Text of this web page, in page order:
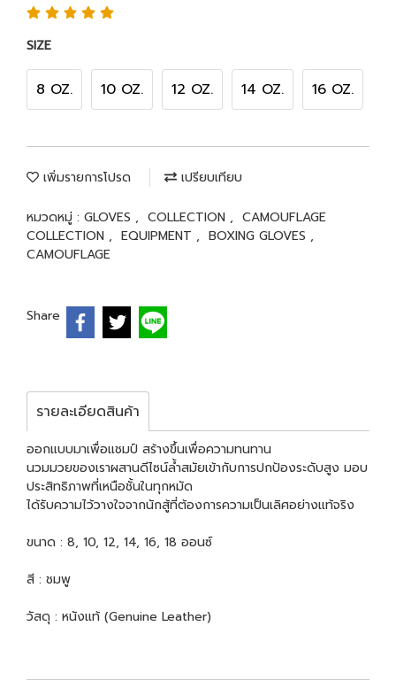
SIZE
8 OZ. 10 OZ. 12 OZ. 14 OZ. 16 OZ.
เพิ่มรายการโปรด เปรียบเทียบ
หมวดหมู่ : GLOVES , COLLECTION , CAMOUFLAGE
COLLECTION , EQUIPMENT , BOXING GLOVES ,
CAMOUFLAGE
Share
รายละเอียดสินค้า
ออกแบบมาเพื่อแชมป์ สร้างขึ้นเพื่อความทนทาน
นวมมวยของเราผสานดีไซน์ล้ำสมัยเข้ากับการปกป้องระดับสูง มอบ
ประสิทธิภาพที่เหนือชั้นในทุกหมัด
ได้รับความไว้วางใจจากนักสู้ที่ต้องการความเป็นเลิศอย่างแท้จริง
ขนาด : 8, 10, 12, 14, 16, 18 ออนซ์
สี : ชมพู
วัสดุ : หนังแท้ (Genuine Leather)